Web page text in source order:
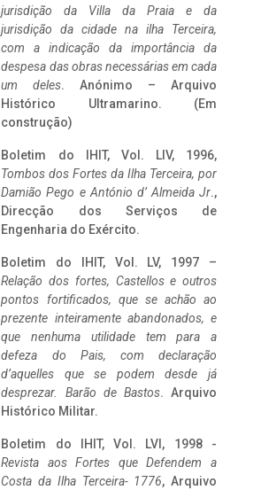
jurisdição da Villa da Praia e da
jurisdição da cidade na ilha Terceira,
com a indicação da importância da
despesa das obras necessárias em cada
um deles. Anónimo – Arquivo
Histórico Ultramarino. (Em
construção)
Boletim do IHIT, Vol. LIV, 1996,
Tombos dos Fortes da Ilha Terceira, por
Damião Pego e António d’ Almeida Jr.,
Direcção dos Serviços de
Engenharia do Exército.
Boletim do IHIT, Vol. LV, 1997 –
Relação dos fortes, Castellos e outros
pontos fortificados, que se achão ao
prezente inteiramente abandonados, e
que nenhuma utilidade tem para a
defeza do Pais, com declaração
d’aquelles que se podem desde já
desprezar. Barão de Bastos. Arquivo
Histórico Militar.
Boletim do IHIT, Vol. LVI, 1998 -
Revista aos Fortes que Defendem a
Costa da Ilha Terceira- 1776, Arquivo